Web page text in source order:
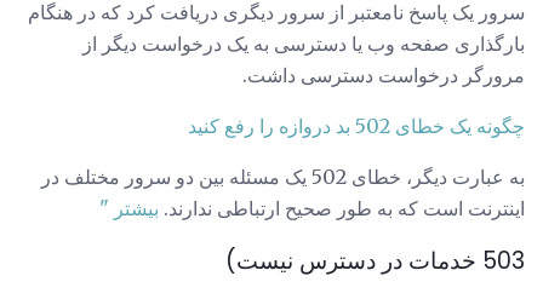
سرور یک پاسخ نامعتبر از سرور دیگری دریافت کرد که در هنگام
بارگذاری صفحه وب یا دسترسی به یک درخواست دیگر از
مرورگر درخواست دسترسی داشت.
چگونه یک خطای 502 بد دروازه را رفع کنید
به عبارت دیگر، خطای 502 یک مسئله بین دو سرور مختلف در
اینترنت است که به طور صحیح ارتباطی ندارند. بیشتر "
503 خدمات در دسترس نیست)